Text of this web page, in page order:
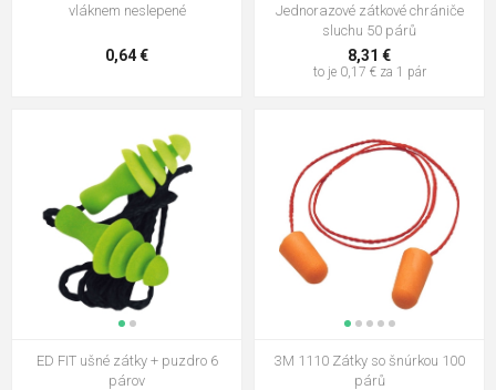
vláknem neslepené
0,64 €
Jednorazové zátkové chrániče
sluchu 50 párů
8,31 €
to je 0,17 € za 1 pár
ED FIT ušné zátky + puzdro 6
párov
3M 1110 Zátky so šnúrkou 100
párů